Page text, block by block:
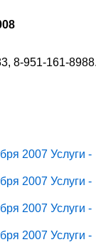
8-951-161-
2007 Услуги -
2007 Услуги -
2007 Услуги -
2007 Услуги -